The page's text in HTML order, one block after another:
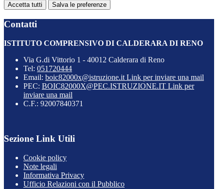
Accetta tutti Salva le preferenze
Contatti
ISTITUTO COMPRENSIVO DI CALDERARA DI RENO
Via G.di Vittorio 1 - 40012 Calderara di Reno
Tel: 051720444
Email: boic82000x@istruzione.it Link per inviare una mail
PEC: BOIC82000X@PEC.ISTRUZIONE.IT Link per
inviare una mail
C.F.: 92007840371
Sezione Link Utili
Cookie policy
Note legali
Informativa Privacy
Ufficio Relazioni con il Pubblico